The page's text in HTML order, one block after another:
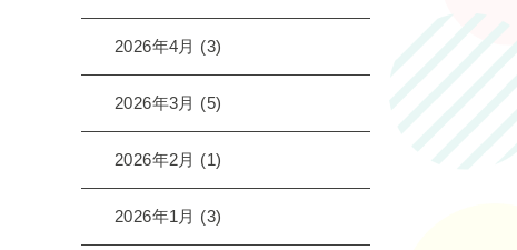
2026年4月 (3)
2026年3月 (5)
2026年2月 (1)
2026年1月 (3)